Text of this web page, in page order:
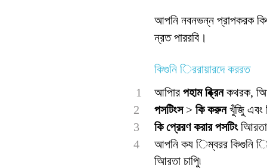
আপনি নবনভন্ন প্রাপকরক
ন্রত পাররবি।
কিগুনি িররায়ারদে কররত
1
আপিার পহাম ব্ক্রিনকথরক,
2
পসটিংস> কি করুনখুঁজুি এবং
3
কি প্রেরণ করার পসটিংআিরতা
4
আপনি কয িম্বরর কিগুনি
আিরতা চাপুি৷